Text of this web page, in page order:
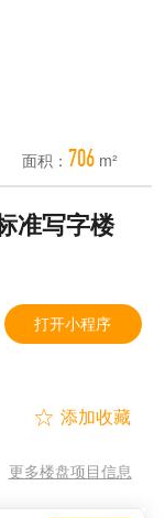

面积： 706 m²
准写字楼
打开小程序
更多楼盘项目信息